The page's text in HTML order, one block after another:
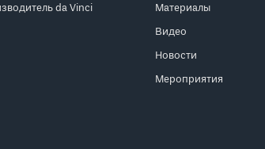
da Vinci
Материалы
Видео
Новости
Мероприятия